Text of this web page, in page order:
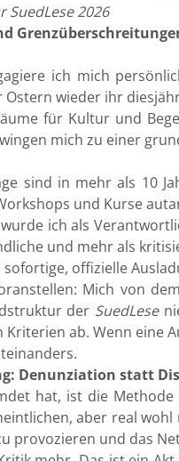
SuedLese 2026
ich mich
Ostern wieder ihr
für Kultur und
mich zu einer
sind in mehr als 10
und Kurse
ich als
und mehr als
offizielle
Mich von
der SuedLese
ab. Wenn eine
Denunziation statt
hat, ist die
aber real wohl
provozieren und das